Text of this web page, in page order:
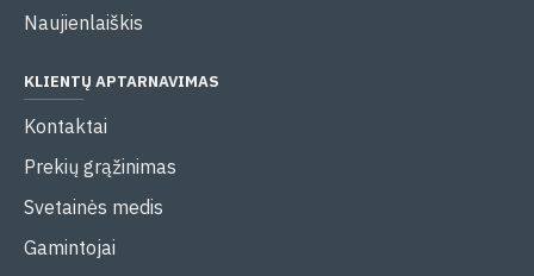
Naujienlaiškis
KLIENTŲ APTARNAVIMAS
Kontaktai
Prekių grąžinimas
Svetainės medis
Gamintojai